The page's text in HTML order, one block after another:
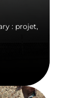
: projet,